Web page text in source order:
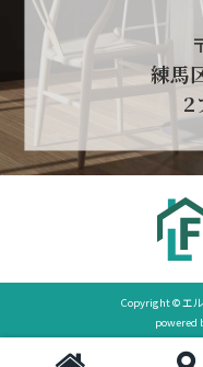
練馬
2
Copyright © エ
powered